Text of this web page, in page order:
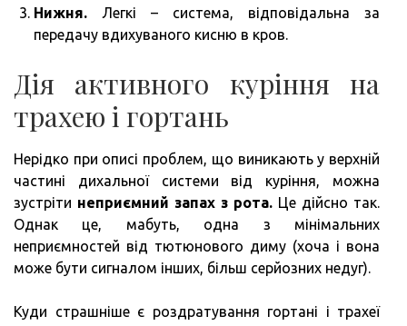
Нижня. Легкі – система, відповідальна за
передачу вдихуваного кисню в кров.
Дія активного куріння на
трахею і гортань
Нерідко при описі проблем, що виникають у верхній
частині дихальної системи від куріння, можна
зустріти неприємний запах з рота. Це дійсно так.
Однак це, мабуть, одна з мінімальних
неприємностей від тютюнового диму (хоча і вона
може бути сигналом інших, більш серйозних недуг).
Куди страшніше є роздратування гортані і трахеї